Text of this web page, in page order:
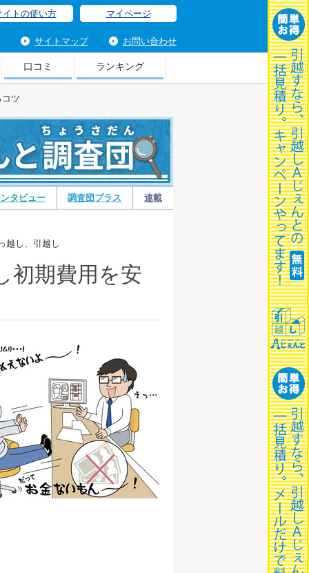
イトの使い方 マイページ
サイトマップ お問い合わせ
口コミ ランキング
ツ
タビュー 調査団プラス 連載
越し、引越し
初期費用を安